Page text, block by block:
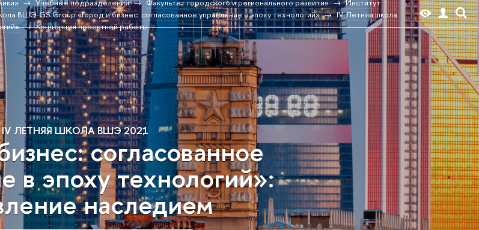
ВШЭ-GS Group «Город и бизнес: согласованное управление в эпоху технологий»
IV Летняя школа
Концепция проектной работы
IV ЛЕТНЯЯ ШКОЛА ВШЭ 2021
согласованное
в эпоху технологий»:
наследием